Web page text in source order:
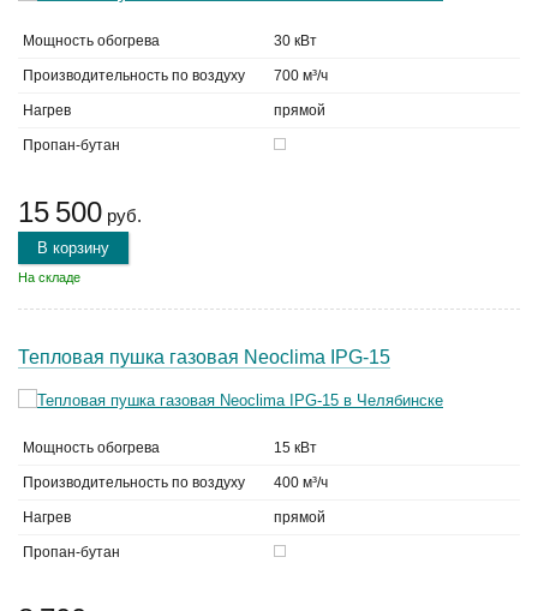
Мощность обогрева 30 кВт
Производительность по воздуху 700 м³/ч
Нагрев прямой
Пропан-бутан
15 500 руб.
В корзину
На складе
Тепловая пушка газовая Neoclima IPG-15
Мощность обогрева 15 кВт
Производительность по воздуху 400 м³/ч
Нагрев прямой
Пропан-бутан